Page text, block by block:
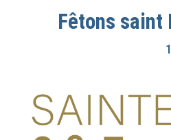
Fêtons saint